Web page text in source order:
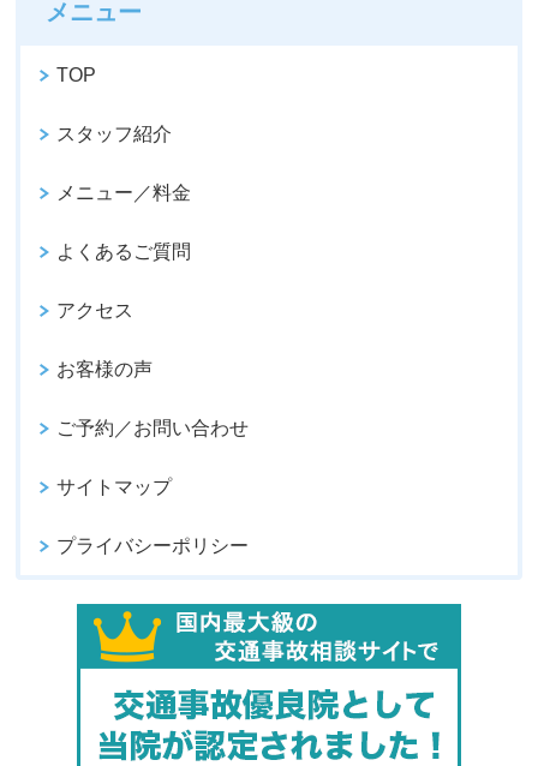
メニュー
TOP
スタッフ紹介
メニュー／料金
よくあるご質問
アクセス
お客様の声
ご予約／お問い合わせ
サイトマップ
プライバシーポリシー